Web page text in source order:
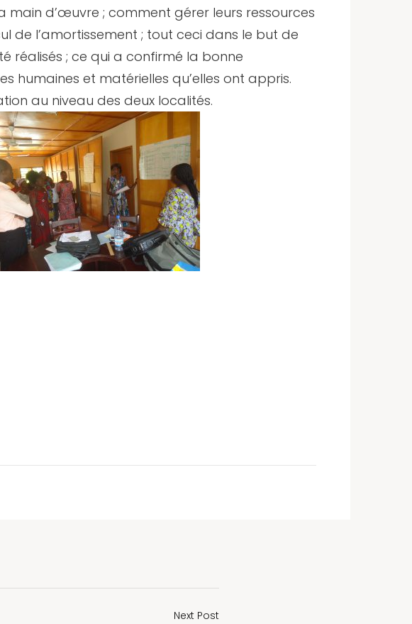
d’œuvre ; comment gérer leurs ressources
de l’amortissement ; tout ceci dans le but de
réalisés ; ce qui a confirmé la bonne
humaines et matérielles qu’elles ont appris.
au niveau des deux localités.
Next Post